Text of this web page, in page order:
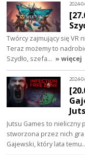
2024-
Twórcy zajmujący się VR
Teraz możemy to
Szydło, szefa… » więcej
2024-
Jutsu Games to nieliczny
stworzona przez nich gra
Gajewski, który lata